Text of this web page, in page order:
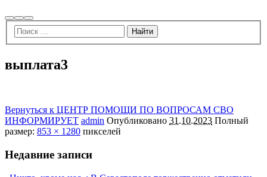
НайтиБольше
информации
Главное
меню
выплата3
Вернуться к ЦЕНТР ПОМОЩИ ПО ВОПРОСАМ СВО
ИНФОРМИРУЕТ admin Опубликовано 31.10.2023 Полный
размер: 853 × 1280 пикселей
Недавние записи